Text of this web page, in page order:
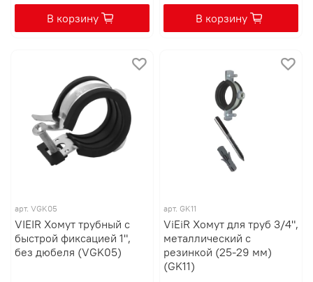
В корзину В корзину
арт. VGK05
VIEIR Хомут трубный с
быстрой фиксацией 1",
без дюбеля (VGK05)
арт. GK11
ViEiR Хомут для труб 3/4",
металлический с
резинкой (25-29 мм)
(GK11)